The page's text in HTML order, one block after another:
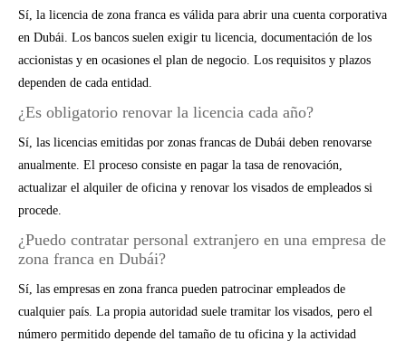
Sí, la licencia de zona franca es válida para abrir una cuenta corporativa
en Dubái. Los bancos suelen exigir tu licencia, documentación de los
accionistas y en ocasiones el plan de negocio. Los requisitos y plazos
dependen de cada entidad.
¿Es obligatorio renovar la licencia cada año?
Sí, las licencias emitidas por zonas francas de Dubái deben renovarse
anualmente. El proceso consiste en pagar la tasa de renovación,
actualizar el alquiler de oficina y renovar los visados de empleados si
procede.
¿Puedo contratar personal extranjero en una empresa de
zona franca en Dubái?
Sí, las empresas en zona franca pueden patrocinar empleados de
cualquier país. La propia autoridad suele tramitar los visados, pero el
número permitido depende del tamaño de tu oficina y la actividad